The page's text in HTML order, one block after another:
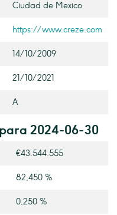
Ciudad de Mexico
https://www.creze.com
14/10/2009
21/10/2021
A
2024-06-30
€43.544.555
82,450 %
0,250 %